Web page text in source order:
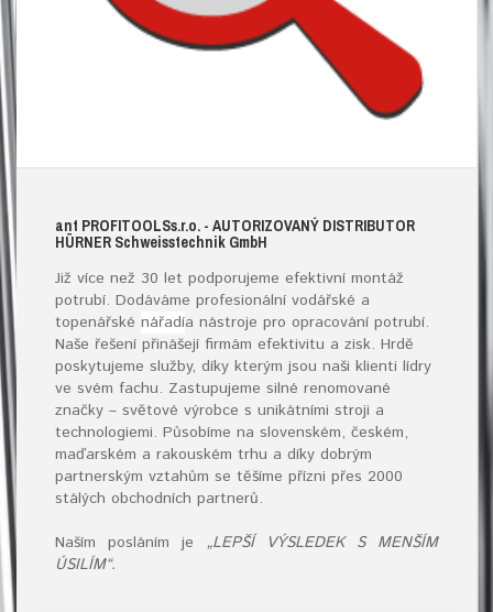
ant PROFITOOLSs.r.o. - AUTORIZOVANÝ DISTRIBUTOR
HÜRNER Schweisstechnik GmbH
Již více než 30 let podporujeme efektivní montáž
potrubí. Dodáváme profesionální vodářské a
topenářské nářadía nástroje pro opracování potrubí.
Naše řešení přinášejí firmám efektivitu a zisk. Hrdě
poskytujeme služby, díky kterým jsou naši klienti lídry
ve svém fachu. Zastupujeme silné renomované
značky – světové výrobce s unikátními stroji a
technologiemi. Působíme na slovenském, českém,
maďarském a rakouském trhu a díky dobrým
partnerským vztahům se těšíme přízni přes 2000
stálých obchodních partnerů.
Naším posláním je „LEPŠÍ VÝSLEDEK S MENŠÍM
ÚSILÍM“.